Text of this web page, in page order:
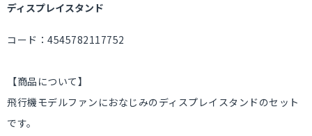
ディスプレイスタンド
コード：4545782117752
【商品について】
飛行機モデルファンにおなじみのディスプレイスタンドのセット
です。